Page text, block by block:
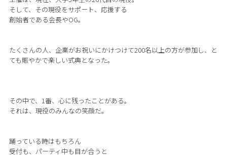
そして、その現役をサポート、応援する
創始者である会長やOG。
たくさんの人、企業がお祝いにかけつけて200名以上の方が参加し、と
ても賑やかで楽しい式典となった。
その中で、1番、心に残ったことがある。
それは、現役のみんなの笑顔だ。
踊っている時はもちろん
受付も、パーティ中も目が合うと